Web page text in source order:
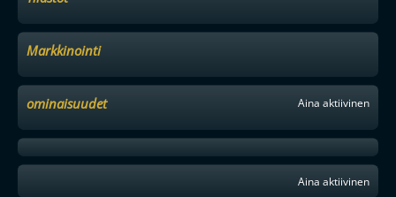
Markkinointi
ominaisuudet Aina aktiivinen
Aina aktiivinen